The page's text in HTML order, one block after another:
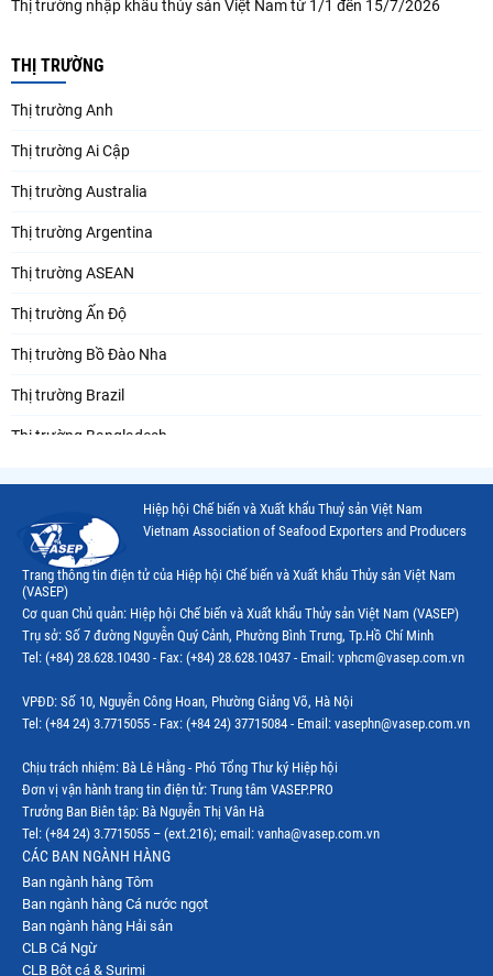
Thị trường nhập khẩu thủy sản Việt Nam từ 1/1 đến 15/7/2026
THỊ TRƯỜNG
Thị trường Anh
Thị trường Ai Cập
Thị trường Australia
Thị trường Argentina
Thị trường ASEAN
Thị trường Ấn Độ
Thị trường Bồ Đào Nha
Thị trường Brazil
Thị trường Bangladesh
Thị trường Canada
Thị trường Ecuador
Thị trường EU
Thị trường Indonesia
Thị trường Mỹ
Thị trường Nga
Thị trường Hàn Quốc
Thị trường Nhật Bản
Thị trường Thái Lan
Thị trường Trung Quốc
Thị trường Philippines
Hiệp hội Chế biến và Xuất khẩu Thuỷ sản Việt Nam
Vietnam Association of Seafood Exporters and Producers
Trang thông tin điện tử của Hiệp hội Chế biến và Xuất khẩu Thủy sản Việt Nam
(VASEP)
Cơ quan Chủ quản: Hiệp hội Chế biến và Xuất khẩu Thủy sản Việt Nam (VASEP)
Trụ sở: Số 7 đường Nguyễn Quý Cảnh, Phường Bình Trưng, Tp.Hồ Chí Minh
Tel: (+84) 28.628.10430 - Fax: (+84) 28.628.10437 - Email: vphcm@vasep.com.vn
VPĐD: Số 10, Nguyễn Công Hoan, Phường Giảng Võ, Hà Nội
Tel: (+84 24) 3.7715055 - Fax: (+84 24) 37715084 - Email: vasephn@vasep.com.vn
Chịu trách nhiệm: Bà Lê Hằng - Phó Tổng Thư ký Hiệp hội
Đơn vị vận hành trang tin điện tử: Trung tâm VASEP.PRO
Trưởng Ban Biên tập: Bà Nguyễn Thị Vân Hà
Tel: (+84 24) 3.7715055 – (ext.216); email: vanha@vasep.com.vn
CÁC BAN NGÀNH HÀNG
Ban ngành hàng Tôm
Ban ngành hàng Cá nước ngọt
Ban ngành hàng Hải sản
CLB Cá Ngừ
CLB Bột cá & Surimi